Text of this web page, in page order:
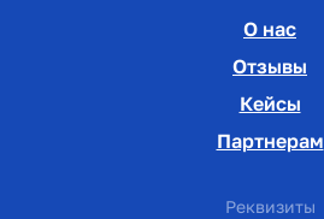
О нас
Отзывы
Кейсы
Партнерам
Реквизиты